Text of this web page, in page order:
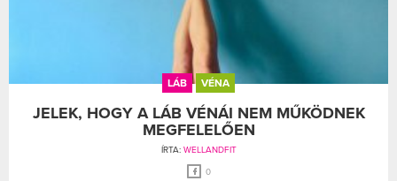
LÁB VÉNA
JELEK, HOGY A LÁB VÉNÁI NEM MŰKÖDNEK
MEGFELELŐEN
ÍRTA: WELLANDFIT
0